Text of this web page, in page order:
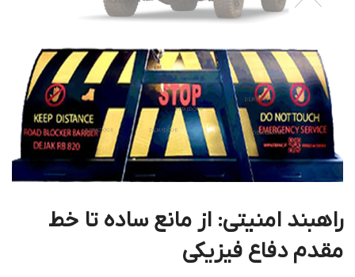
راهبند امنیتی: از مانع ساده تا خط
مقدم دفاع فیزیکی